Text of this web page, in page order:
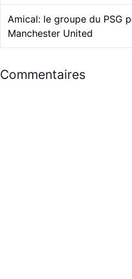
Amical: le groupe du PSG
Manchester United
Commentaires